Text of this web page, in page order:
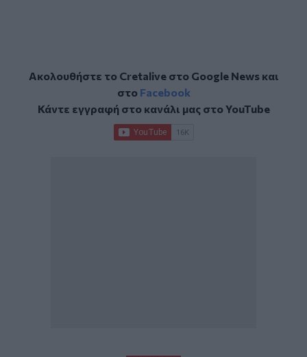
Ακολουθήστε το Cretalive στο Google Newsκαι
στο Facebook
Κάντε εγγραφή στο κανάλι μας στοYouTube